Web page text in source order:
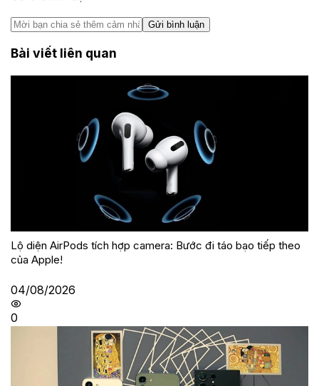
Gửi bình luận
Bài viết liên quan
Lộ diện AirPods tích hợp camera: Bước đi táo bạo tiếp theo
của Apple!
04/08/2026
0